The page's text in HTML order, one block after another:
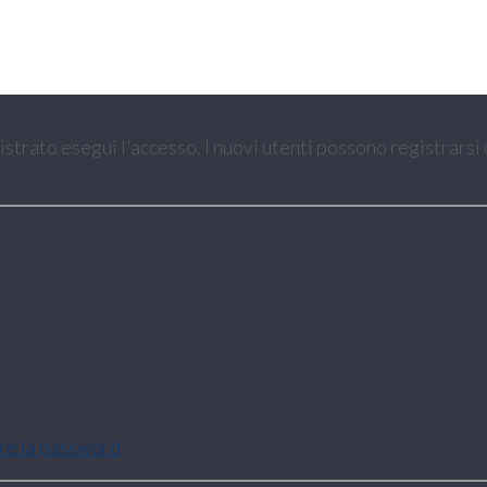
esegui l'accesso. I nuovi utenti possono
la password